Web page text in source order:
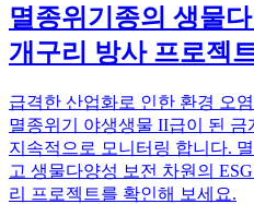
멸종위기종의 생물
개구리 방사 프로젝
급격한 산업화로 인한 환경 오
멸종위기 야생생물 II급이 된
지속적으로 모니터링 합니다.
고 생물다양성 보전 차원의
리 프로젝트를 확인해 보세요.